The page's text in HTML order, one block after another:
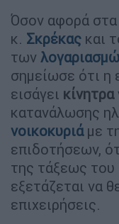
Όσον αφορά στα
κ. Σκρέκας και
των
σημείωσε ότι η
εισάγει κίνητρα
κατανάλωσης
νοικοκυριά με
επιδοτήσεων,
της τάξεως του
εξετάζεται να
επιχειρήσεις.